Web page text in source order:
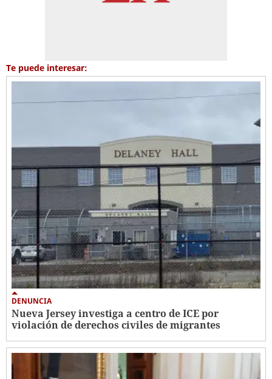
Te puede interesar:
DENUNCIA
Nueva Jersey investiga a centro de ICE por
violación de derechos civiles de migrantes